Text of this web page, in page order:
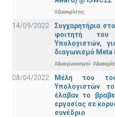
#Διακρίσεις
14/09/2022
Συγχαρητήρια
φοιτητή του
Υπολογιστών,
διαγωνισμό Meta
#Διαγωνισμοί
08/04/2022
Μέλη του του
Υπολογιστών
έλαβαν το
εργασίας σε
συνέδριο